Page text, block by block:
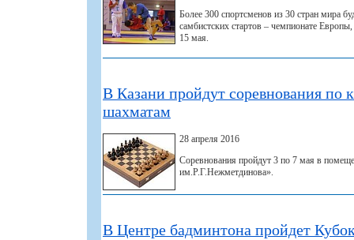
Более 300 спортсменов из 30 стран мира
самбистских стартов – чемпионате
15 мая.
В Казани пройдут соревнования по
шахматам
28 апреля 2016
Соревнования пройдут 3 по 7 мая в
им.Р.Г.Нежметдинова».
В Центре бадминтона пройдет